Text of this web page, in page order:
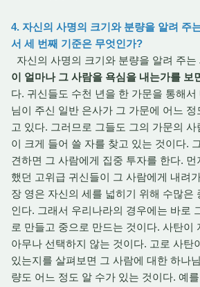
4. 자신의 사명의 크기와 분량을 알려 주
서 세 번째 기준은 무엇인가?
자신의 사명의 크기와 분량을 알려 주는
이 얼마나 그 사람을 욕심을 내는가를 보
다. 귀신들도 수천 년을 한 가문을 통해
님이 주신 일반 은사가 그 가문에 어느
고 있다. 그러므로 그들도 그의 가문의
이 크게 들어 쓸 자를 찾고 있는 것이다.
견하면 그 사람에게 집중 투자를 한다.
했던 고위급 귀신들이 그 사람에게 내려
장 영은 자신의 세를 넓히기 위해 수많은
인다. 그래서 우리나라의 경우에는 바로
로 만들고 중으로 만드는 것이다. 사탄이
아무나 선택하지 않는 것이다. 고로 사탄
있는지를 살펴보면 그 사람에 대한 하나
량도 어느 정도 알 수가 있는 것이다. 예